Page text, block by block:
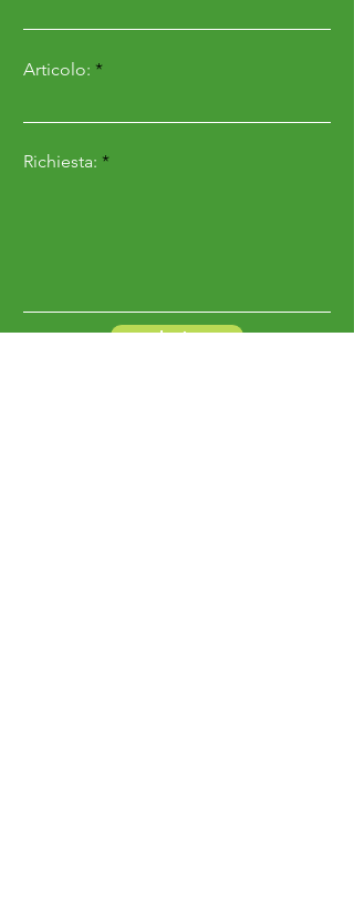
Articolo:
Richiesta:
Invia